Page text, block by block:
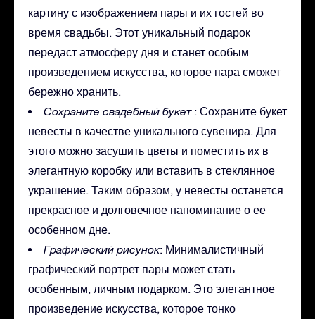
картину с изображением пары и их гостей во
время свадьбы. Этот уникальный подарок
передаст атмосферу дня и станет особым
произведением искусства, которое пара сможет
бережно хранить.
Сохраните свадебный букет : Сохраните букет
невесты в качестве уникального сувенира. Для
этого можно засушить цветы и поместить их в
элегантную коробку или вставить в стеклянное
украшение. Таким образом, у невесты останется
прекрасное и долговечное напоминание о ее
особенном дне.
Графический рисунок: Минималистичный
графический портрет пары может стать
особенным, личным подарком. Это элегантное
произведение искусства, которое тонко